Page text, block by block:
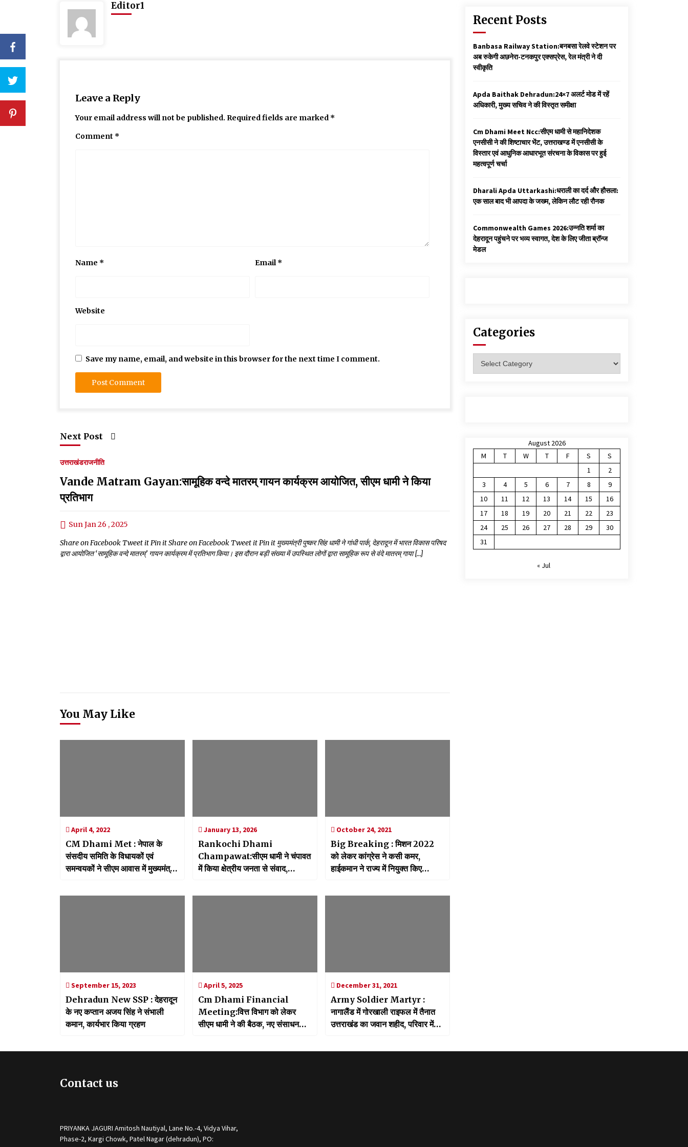
Editor1
Leave a Reply
Your email address will not be published. Required fields are marked *
Comment *
Name * Email*
Website
Save my name, email, and website in this browser for the next time I comment.
Next Post
उत्तराखंडराजनीति
Vande Matram Gayan:सामूहिक वन्दे मातरम् गायन कार्यक्रम आयोजित, सीएम धामी ने किया
प्रतिभाग
Sun Jan 26 , 2025
Share on Facebook Tweet it Pin it Share on Facebook Tweet it Pin it मुख्यमंत्री पुष्कर सिंह धामी ने गांधी पार्क, देहरादून में भारत विकास परिषद
द्वारा आयोजित ‘सामूहिक वन्दे मातरम्’ गायन कार्यक्रम में प्रतिभाग किया। इस दौरान बड़ी संख्या में उपस्थित लोगों द्वारा सामूहिक रूप से वंदे मातरम् गाया […]
You May Like
April 4, 2022
CM Dhami Met : नेपाल के
संसदीय समिति के विधायकों एवं
समन्वयकों ने सीएम आवास में मुख्यमंत्री
January 13, 2026
Rankochi Dhami
Champawat:सीएम धामी ने चंपावत
में किया क्षेत्रीय जनता से संवाद,
October 24, 2021
Big Breaking : मिशन 2022
को लेकर कांग्रेस ने कसी कमर,
हाईकमान ने राज्य में नियुक्त किए
September 15, 2023
Dehradun New SSP : देहरादून
के नए कप्तान अजय सिंह ने संभाली
कमान, कार्यभार किया ग्रहण
April 5, 2025
Cm Dhami Financial
Meeting:वित्त विभाग को लेकर
सीएम धामी ने की बैठक, नए संसाधन
December 31, 2021
Army Soldier Martyr :
नागालैंड में गोरखाली राइफल में तैनात
उत्तराखंड का जवान शहीद, परिवार में
Recent Posts
Banbasa Railway Station:बनबसा रेलवे स्टेशन पर
अब रुकेगी अछनेरा-टनकपुर एक्सप्रेस, रेल मंत्री ने दी
स्वीकृति
Apda Baithak Dehradun:24×7 अलर्ट मोड में रहें
अधिकारी, मुख्य सचिव ने की विस्तृत समीक्षा
Cm Dhami Meet Ncc:सीएम धामी से महानिदेशक
एनसीसी ने की शिष्टाचार भेंट, उत्तराखण्ड में एनसीसी के
विस्तार एवं आधुनिक आधारभूत संरचना के विकास पर हुई
महत्वपूर्ण चर्चा
Dharali Apda Uttarkashi:धराली का दर्द और हौसला:
एक साल बाद भी आपदा के जख्म, लेकिन लौट रही रौनक
Commonwealth Games 2026:उन्नति शर्मा का
देहरादून पहुंचने पर भव्य स्वागत, देश के लिए जीता ब्रॉन्ज
मेडल
Categories
August 2026
M
T W T F S
S
1
2
3
4 5 6 7 8
9
10
11 12 13 14 15
16
17
18 19 20 21 22
23
24
25 26 27 28 29
30
31
« Jul
Contact us
PRIYANKA JAGURI Amitosh Nautiyal, Lane No.-4, Vidya Vihar,
Phase-2, Kargi Chowk, Patel Nagar (dehradun), PO: